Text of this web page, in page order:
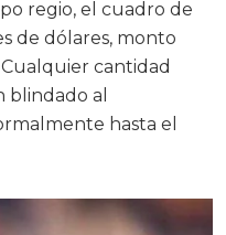
regio, el cuadro de
de dólares, monto
Cualquier cantidad
blindado al
hasta el